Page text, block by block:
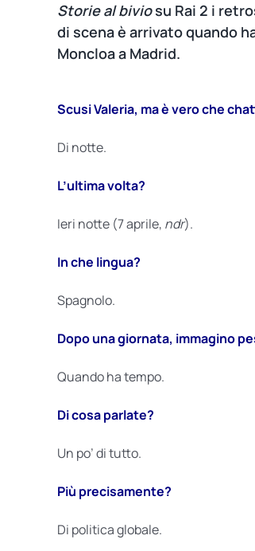
Storie al biviosu Rai 2 i
di scena è arrivato quando
Moncloa a Madrid.
Scusi Valeria, ma è vero che
Di notte.
L’ultima volta?
Ieri notte (7 aprile, ndr).
In che lingua?
Spagnolo.
Dopo una giornata, immagino
Quando ha tempo.
Di cosa parlate?
Un po’ di tutto.
Più precisamente?
Di politica globale.